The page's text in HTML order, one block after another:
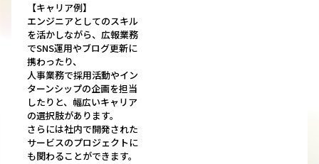
【キャリア例】
エンジニアとしてのスキル
を活かしながら、広報業務
でSNS運用やブログ更新に
携わったり、
人事業務で採用活動やイン
ターンシップの企画を担当
したりと、幅広いキャリア
の選択肢があります。
さらには社内で開発された
サービスのプロジェクトに
も関わることができます。